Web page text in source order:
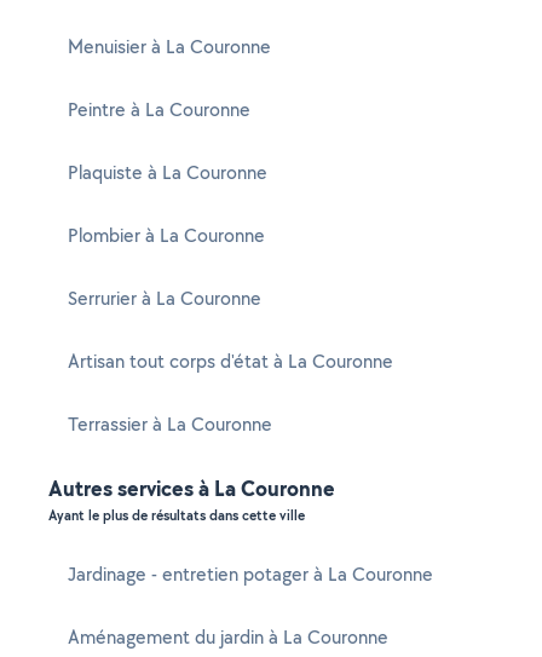
Menuisier à La Couronne
Peintre à La Couronne
Plaquiste à La Couronne
Plombier à La Couronne
Serrurier à La Couronne
Artisan tout corps d'état à La Couronne
Terrassier à La Couronne
Autres services à La Couronne
Ayant le plus de résultats dans cette ville
Jardinage - entretien potager à La Couronne
Aménagement du jardin à La Couronne